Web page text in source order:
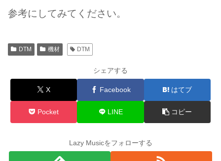
参考にしてみてください。
DTM 機材 DTM
シェアする
X Facebook はてブ
Pocket LINE コピー
Lazy Musicをフォローする